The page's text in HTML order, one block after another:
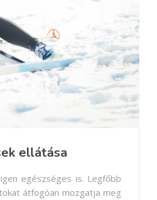
ellátása
egészséges is. Legfőbb
átfogóan mozgatja meg